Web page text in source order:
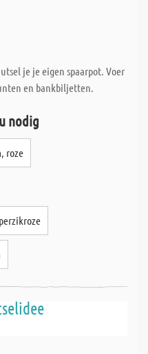
je je eigen spaarpot. Voer
en bankbiljetten.
nodig
roze